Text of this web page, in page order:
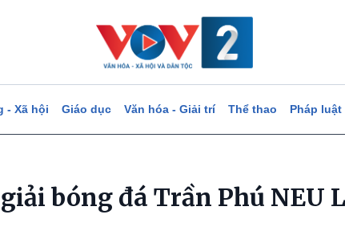
- Xã hội Giáo dục Văn hóa - Giải trí Thể thao Pháp luật
bóng đá Trần Phú NEU